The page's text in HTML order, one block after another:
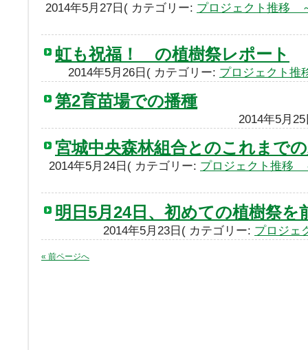
2014年5月27日( カテゴリー: プロジェクト推移
虹も祝福！ の植樹祭レポート
2014年5月26日( カテゴリー: プロジェクト
第2育苗場での播種
2014年5月
宮城中央森林組合とのこれまで
2014年5月24日( カテゴリー: プロジェクト推移
明日5月24日、初めての植樹祭を
2014年5月23日( カテゴリー: プロジェ
« 前ページへ